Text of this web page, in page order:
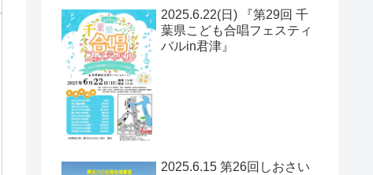
2025.6.22(日) 『第29回 千
葉県こども合唱フェスティ
バルin君津』
2025.6.15 第26回しおさい